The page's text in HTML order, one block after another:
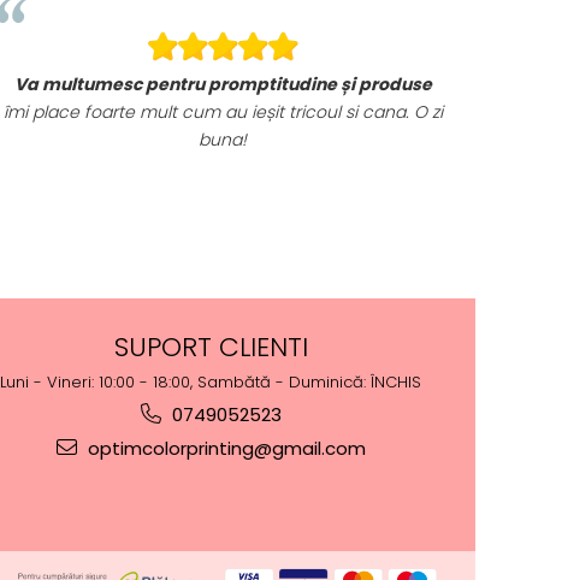
Va multumesc pentru promptitudine și produse
îmi place foarte mult cum au ieșit tricoul si cana. O zi
buna!
SUPORT CLIENTI
Luni - Vineri: 10:00 - 18:00, Sambătă - Duminică: ÎNCHIS
0749052523
optimcolorprinting@gmail.com